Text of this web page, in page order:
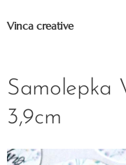
Vinca creative
Samolepka
3,9cm